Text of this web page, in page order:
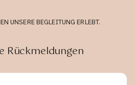
UNSERE BEGLEITUNG ERLEBT.
Rückmeldungen